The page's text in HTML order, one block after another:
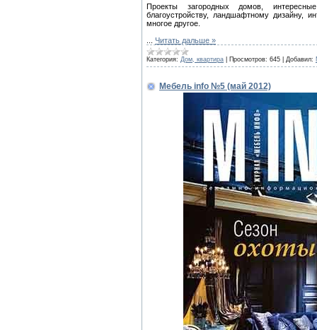
Проекты загородных домов,
благоустройству, ландшафтному дизайну,
многое другое.
Читать дальше »
Категория: Дом, квартира Просмотров: 645 Добавил:
Мебель info №5 (май 2012)